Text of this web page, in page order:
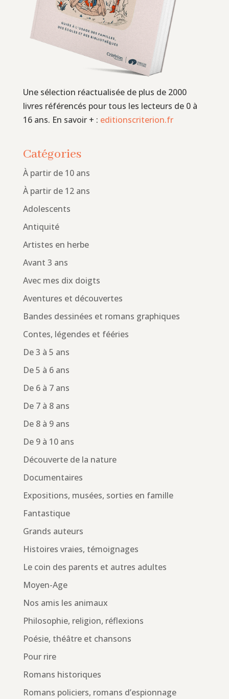
Une sélection réactualisée de plus de 2000
livres référencés pour tous les lecteurs de 0 à
16 ans. En savoir + : editionscriterion.fr
Catégories
À partir de 10 ans
À partir de 12 ans
Adolescents
Antiquité
Artistes en herbe
Avant 3 ans
Avec mes dix doigts
Aventures et découvertes
Bandes dessinées et romans graphiques
Contes, légendes et fééries
De 3 à 5 ans
De 5 à 6 ans
De 6 à 7 ans
De 7 à 8 ans
De 8 à 9 ans
De 9 à 10 ans
Découverte de la nature
Documentaires
Expositions, musées, sorties en famille
Fantastique
Grands auteurs
Histoires vraies, témoignages
Le coin des parents et autres adultes
Moyen-Age
Nos amis les animaux
Philosophie, religion, réflexions
Poésie, théâtre et chansons
Pour rire
Romans historiques
Romans policiers, romans d’espionnage